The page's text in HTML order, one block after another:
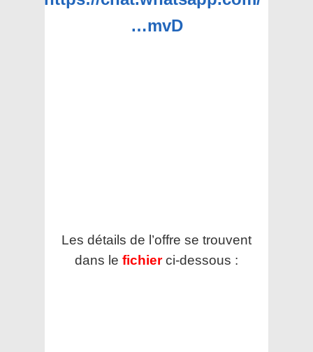
…mvD
Les détails de l’offre se trouvent
dans le fichier ci-dessous :